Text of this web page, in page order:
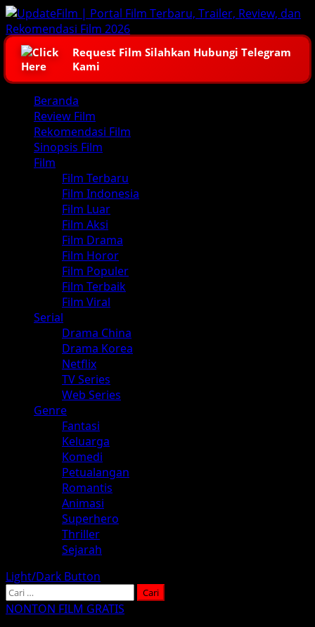
Skip
to
content
Request Film Silahkan Hubungi Telegram
Kami
Primary
Menu
Beranda
Review Film
Rekomendasi Film
Sinopsis Film
Film
Film Terbaru
Film Indonesia
Film Luar
Film Aksi
Film Drama
Film Horor
Film Populer
Film Terbaik
Film Viral
Serial
Drama China
Drama Korea
Netflix
TV Series
Web Series
Genre
Fantasi
Keluarga
Komedi
Petualangan
Romantis
Animasi
Superhero
Thriller
Sejarah
Light/Dark Button
Cari
untuk:
NONTON FILM GRATIS